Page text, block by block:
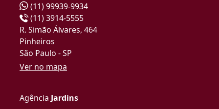
(11) 99939-9934
(11) 3914-5555
R. Simão Álvares, 464
Pinheiros
São Paulo - SP
Ver no mapa
Agência Jardins